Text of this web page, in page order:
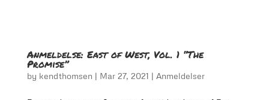
Anmeldelse: East of West, Vol. 1 “The
Promise”
by kendthomsen | Mar 27, 2021 | Anmeldelser